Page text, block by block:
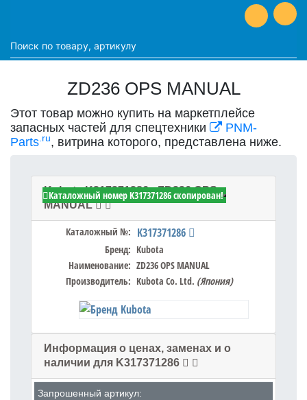
ZD236 OPS MANUAL
Этот товар можно купить на маркетплейсе
запасных частей для спецтехники
PNM-
Parts.ru, витрина которого, представлена ниже.
Kubota K317371286 - ZD236 OPS
MANUAL
Каталожный №: K317371286
Бренд: Kubota
Наименование: ZD236 OPS MANUAL
Производитель: Kubota Co. Ltd. (Япония)
Каталожный номер K317371286 скопирован!
Информация о ценах, заменах и о
наличии для K317371286
Запрошенный артикул: